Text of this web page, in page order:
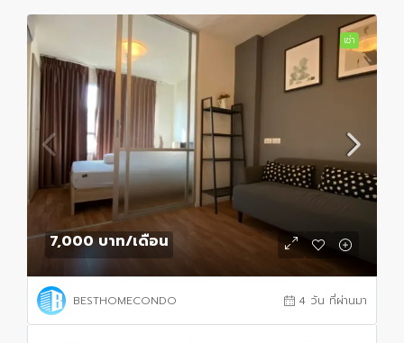
เช่า
7,000 บาท/เดือน
BESTHOMECONDO 4 วัน ที่ผ่านมา